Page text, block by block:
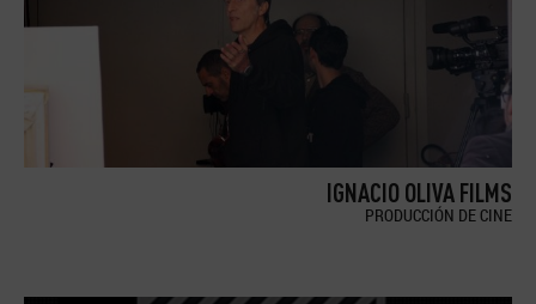
IGNACIO OLIVA FILMS
PRODUCCIÓN DE CINE